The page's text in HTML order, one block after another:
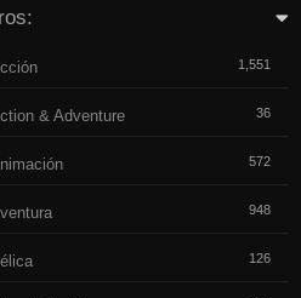
1,551
& Adventure 36
572
948
126